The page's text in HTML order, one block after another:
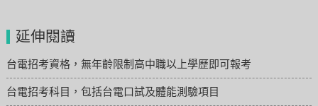
延伸閱讀
台電招考資格，無年齡限制高中職以上學歷即可報考
台電招考科目，包括台電口試及體能測驗項目